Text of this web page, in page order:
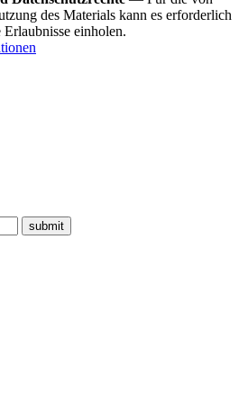
des Materials kann es erforderlich
Erlaubnisse einholen.
submit